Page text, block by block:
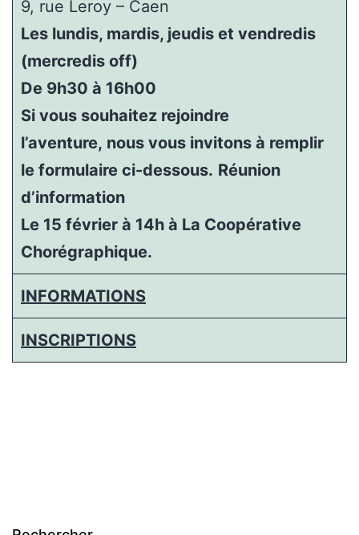
9, rue Leroy – Caen
Les lundis, mardis, jeudis et vendredis
(mercredis off)
De 9h30 à 16h00
Si vous souhaitez rejoindre
l’aventure, nous vous invitons à remplir
le formulaire ci-dessous. Réunion
d’information
Le 15 février à 14h à La Coopérative
Chorégraphique.
INFORMATIONS
INSCRIPTIONS